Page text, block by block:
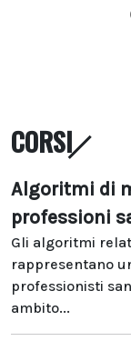
CORSI
Algoritmi di
professioni
Gli algoritmi
rappresentano
professionisti
ambito...